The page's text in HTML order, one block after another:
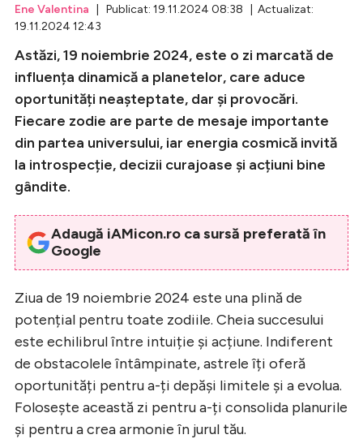
Intră în cont
Ene Valentina | Publicat: 19.11.2024 08:38 | Actualizat:
19.11.2024 12:43
Astăzi, 19 noiembrie 2024, este o zi marcată de
influența dinamică a planetelor, care aduce
oportunități neașteptate, dar și provocări.
Fiecare zodie are parte de mesaje importante
din partea universului, iar energia cosmică invită
la introspecție, decizii curajoase și acțiuni bine
gândite.
Adaugă iAMicon.ro ca sursă preferată în
Google
Ziua de 19 noiembrie 2024 este una plină de
potențial pentru toate zodiile. Cheia succesului
este echilibrul între intuiție și acțiune. Indiferent
de obstacolele întâmpinate, astrele îți oferă
oportunități pentru a-ți depăși limitele și a evolua.
Folosește această zi pentru a-ți consolida planurile
și pentru a crea armonie în jurul tău.